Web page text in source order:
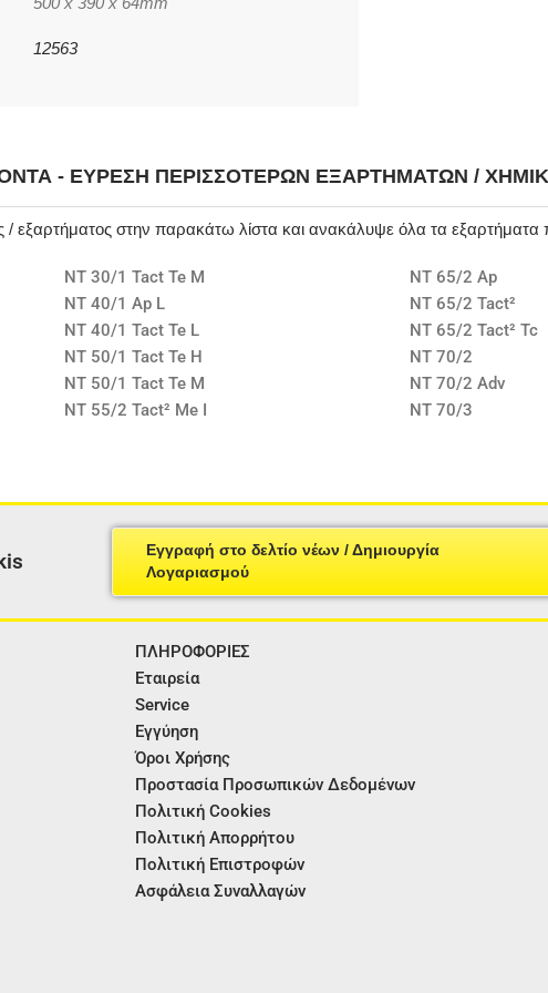
12563
- ΕΎΡΕΣΗ ΠΕΡΙΣΣΌΤΕΡΩΝ ΕΞΑΡΤΗΜΆΤΩΝ /
εξαρτήματος στην παρακάτω λίστα και ανακάλυψε όλα τα εξαρτήματα
NT 30/1 Tact Te M
NT 40/1 Ap L
NT 40/1 Tact Te L
NT 50/1 Tact Te H
NT 50/1 Tact Te M
NT 55/2 Tact² Me I
NT 65/2 Ap
NT 65/2 Tact²
NT 65/2 Tact² Tc
NT 70/2
NT 70/2 Adv
NT 70/3
Εγγραφή στο δελτίο νέων / Δημιουργία
Λογαριασμού
ΠΛΗΡΟΦΟΡΙΕΣ
Εταιρεία
Service
Εγγύηση
Όροι Χρήσης
Προστασία Προσωπικών Δεδομένων
Πολιτική Cookies
Πολιτική Απορρήτου
Πολιτική Επιστροφών
Ασφάλεια Συναλλαγών